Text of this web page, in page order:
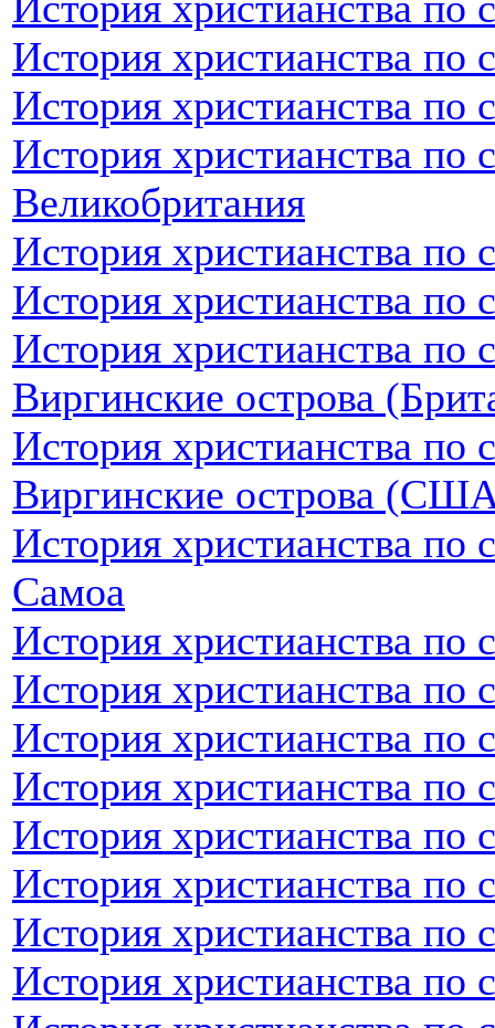
История христианства по
История христианства по
История христианства по
Великобритания
История христианства по
История христианства по
История христианства по
Виргинские острова
История христианства по
Виргинские острова
История христианства по
Самоа
История христианства по
История христианства по
История христианства по
История христианства по
История христианства по
История христианства по
История христианства по
История христианства по